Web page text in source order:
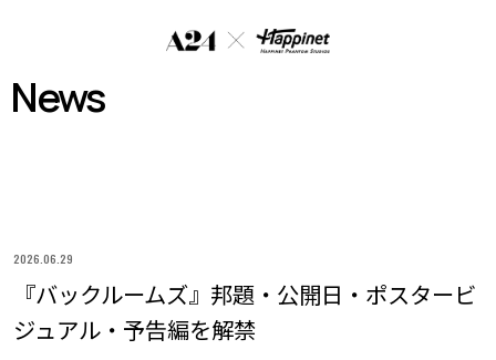
A
n
e
t
News
2026.06.29
『バックルームズ』邦題・公開日・ポスタービ
ジュアル・予告編を解禁